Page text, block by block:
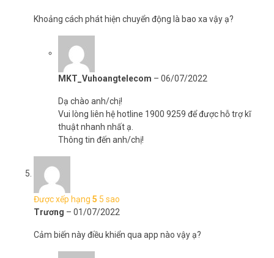
Khoảng cách phát hiện chuyển động là bao xa vậy ạ?
MKT_Vuhoangtelecom – 06/07/2022
Dạ chào anh/chị!
Vui lòng liên hệ hotline 1900 9259 để được hỗ trợ kĩ
thuật nhanh nhất ạ.
Thông tin đến anh/chị!
Được xếp hạng 5 5 sao
Trương – 01/07/2022
Cảm biến này điều khiển qua app nào vậy ạ?